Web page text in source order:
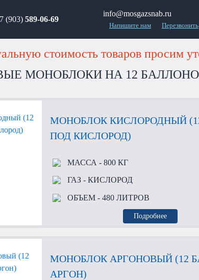
(903) 589-06-69
info@mosgazsnab.ru
Напишите нам Перезвонить
стоимость товаров просим
МОНОБЛОКИ НА 12
МОНОБЛОК КИСЛОРОДНЫЙ
ПОД КИСЛОРОД)
МАССА - 800 КГ
ГАЗ- КИСЛОРОД
ОБЪЕМ- 480 ЛИТРОВ
Подробнее
МОНОБЛОК АРГОНОВЫЙ (12
АРГОН)